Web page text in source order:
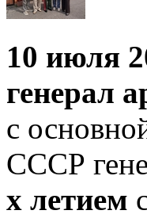
10 июля
генерал
с
СССР
х летием